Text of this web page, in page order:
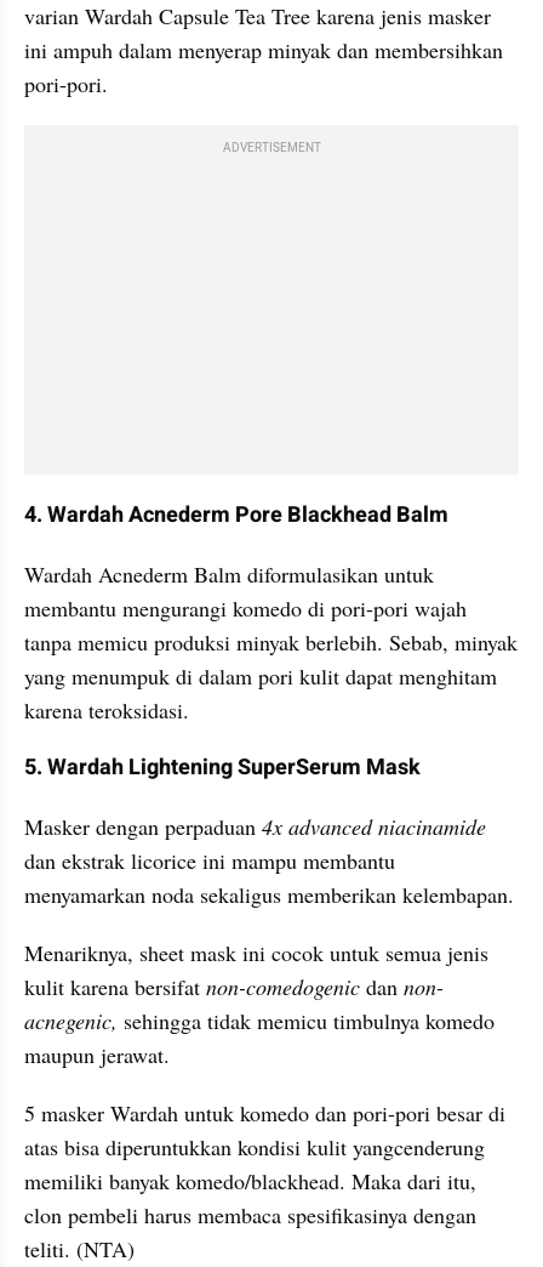
varian Wardah Capsule Tea Tree karena jenis masker
ini ampuh dalam menyerap minyak dan membersihkan
pori-pori.
ADVERTISEMENT
4. Wardah Acnederm Pore Blackhead Balm
Wardah Acnederm Balm diformulasikan untuk
membantu mengurangi komedo di pori-pori wajah
tanpa memicu produksi minyak berlebih. Sebab, minyak
yang menumpuk di dalam pori kulit dapat menghitam
karena teroksidasi.
5. Wardah Lightening SuperSerum Mask
Masker dengan perpaduan
dan ekstrak licorice ini mampu membantu
Menariknya, sheet mask ini cocok untuk semua jenis
kulit karena bersifat non-comedogenic dan non-
acnegenic, sehingga tidak memicu timbulnya komedo
maupun jerawat.
5 masker Wardah untuk komedo dan pori-pori besar di
atas bisa diperuntukkan kondisi kulit yangcenderung
memiliki banyak komedo/blackhead. Maka dari itu,
clon pembeli harus membaca spesifikasinya dengan
teliti. (NTA)